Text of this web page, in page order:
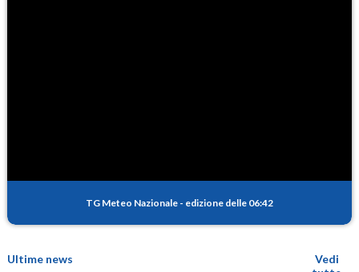
TG Meteo Nazionale - edizione delle 06:42
Ultime news
Vedi